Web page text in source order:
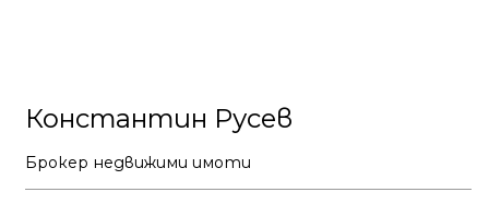
Константин Русев
Брокер недвижими имоти